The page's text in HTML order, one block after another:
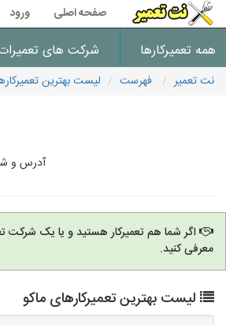
صفحه اصلی ورود
همه تعمیرکارها شرکت های تعمیرات
نت تعمیر فهرست لیست بهترین
آدرس و
اگر شما هم تعمیرکار هستید و یا یک شرکت
معرفی کنید.
لیست بهترین تعمیرکارهای ماکو